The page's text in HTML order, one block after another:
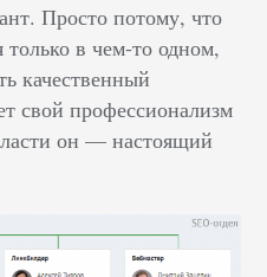
Просто потому, что
только в чем-то одном,
качественный
свой профессионализм
он — настоящий